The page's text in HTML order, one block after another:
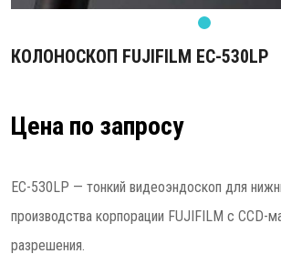
КОЛОНОСКОП FUJIFILM EC-530LP
Цена по запросу
EC-530LP — тонкий видеоэндоскоп для
производства корпорации FUJIFILM с CCD-
разрешения.